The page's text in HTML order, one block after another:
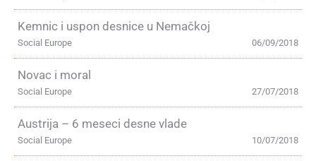
Kemnic i uspon desnice u Nemačkoj
06/09/2018
Social Europe
Novac i moral
27/07/2018
Social Europe
Austrija – 6 meseci desne vlade
10/07/2018
Social Europe